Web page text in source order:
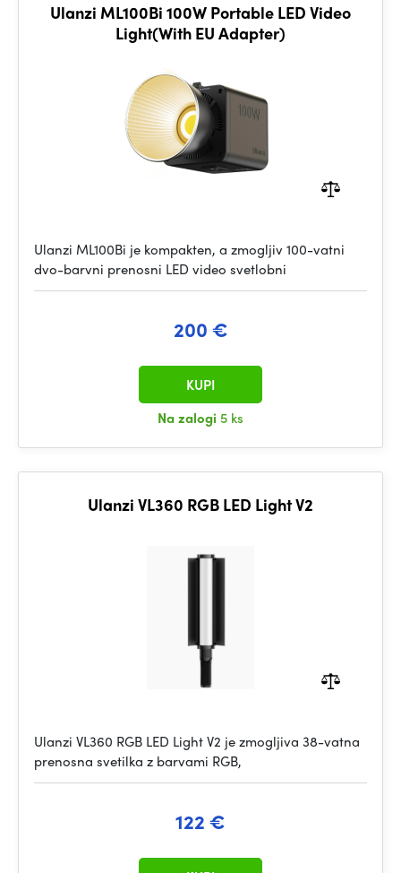
Ulanzi ML100Bi 100W Portable LED Video
Light(With EU Adapter)
Ulanzi ML100Bi je kompakten, a zmogljiv 100-vatni
dvo-barvni prenosni LED video svetlobni
200 €
Na zalogi 5 ks
KUPI
Ulanzi VL360 RGB LED Light V2
Ulanzi VL360 RGB LED Light V2 je zmogljiva 38-vatna
prenosna svetilka z barvami RGB,
122 €